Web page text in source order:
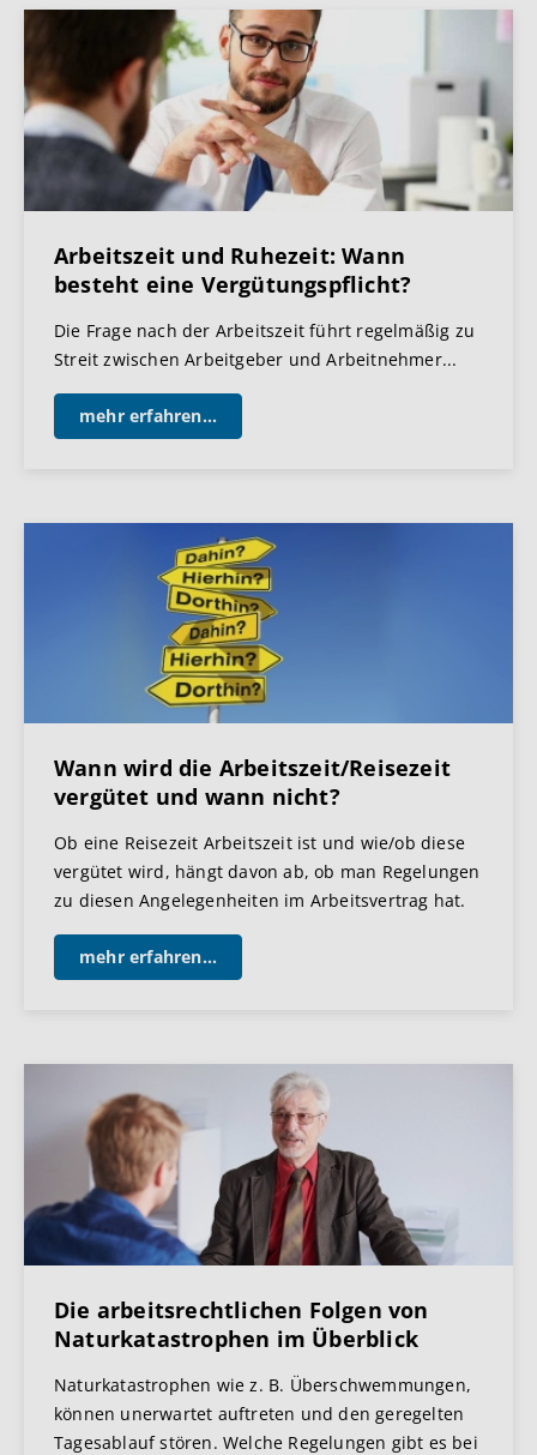
Arbeitszeit und Ruhezeit: Wann
besteht eine Vergütungspflicht?
Die Frage nach der Arbeitszeit führt regelmäßig zu
Streit zwischen Arbeitgeber und Arbeitnehmer...
mehr erfahren...
Wann wird die Arbeitszeit/Reisezeit
vergütet und wann nicht?
Ob eine Reisezeit Arbeitszeit ist und wie/ob diese
vergütet wird, hängt davon ab, ob man Regelungen
zu diesen Angelegenheiten im Arbeitsvertrag hat.
mehr erfahren...
Die arbeitsrechtlichen Folgen von
Naturkatastrophen im Überblick
Naturkatastrophen wie z. B. Überschwemmungen,
können unerwartet auftreten und den geregelten
Tagesablauf stören. Welche Regelungen gibt es bei